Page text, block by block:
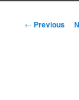
Post
← Previous